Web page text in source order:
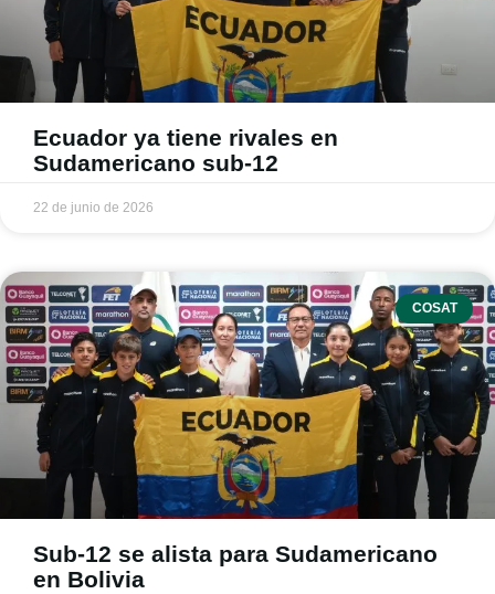
Ecuador ya tiene rivales en
Sudamericano sub-12
22 de junio de 2026
COSAT
Sub-12 se alista para Sudamericano
en Bolivia